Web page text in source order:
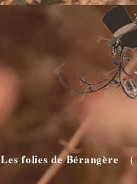
Les folies de Bérangère (